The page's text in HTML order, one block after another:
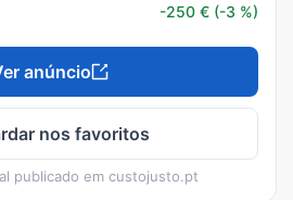
-250 € (-3 %)
anúncio
nos favoritos
publicado em custojusto.pt